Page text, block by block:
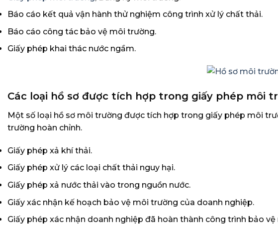
Báo cáo kết quả vận hành thử nghiệm công trình xử lý chất thải.
Báo cáo công tác bảo vệ môi trường.
Giấy phép khai thác nước ngầm.
Các loại hồ sơ được tích hợp trong giấy phép môi
Một số loại hồ sơ môi trường được tích hợp trong giấy phép môi
trường hoàn chỉnh.
Giấy phép xả khí thải.
Giấy phép xử lý các loại chất thải nguy hại.
Giấy phép xả nước thải vào trong nguồn nước.
Giấy xác nhận kế hoạch bảo vệ môi trường của doanh nghiệp.
Giấy phép xác nhận doanh nghiệp đã hoàn thành công trình bảo